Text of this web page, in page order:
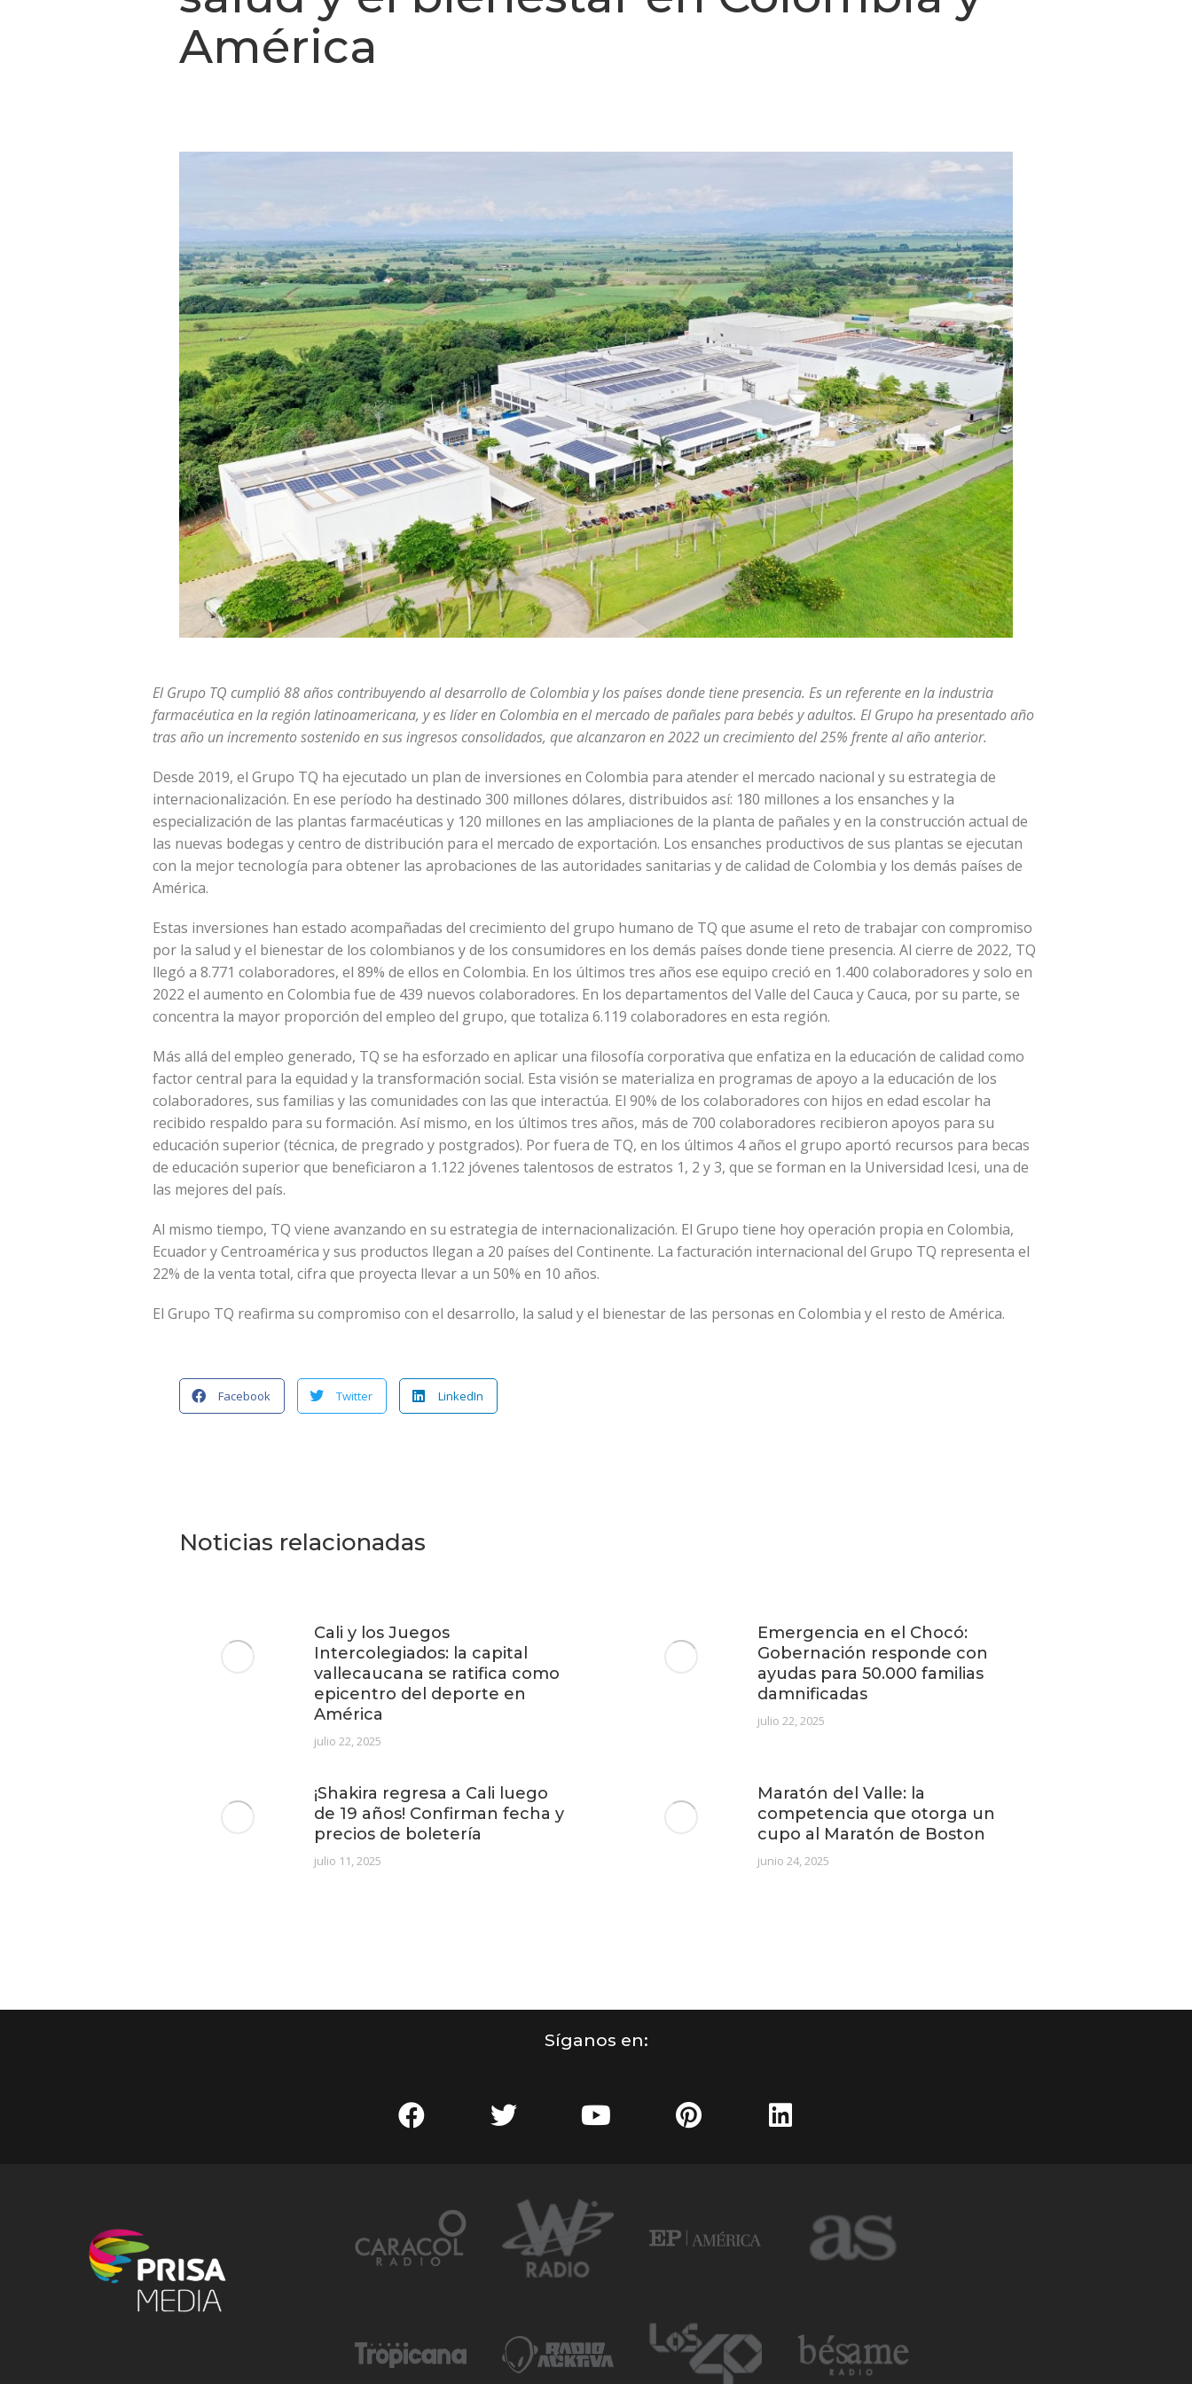
América
El Grupo TQ cumplió 88 años contribuyendo al desarrollo de Colombia y los países donde tiene presencia. Es un referente en la industria
farmacéutica en la región latinoamericana, y es líder en Colombia en el mercado de pañales para bebés y adultos. El Grupo ha presentado año
tras año un incremento sostenido en sus ingresos consolidados, que alcanzaron en 2022 un crecimiento del 25% frente al año anterior.
Desde 2019, el Grupo TQ ha ejecutado un plan de inversiones en Colombia para atender el mercado nacional y su estrategia de
internacionalización. En ese período ha destinado 300 millones dólares, distribuidos así: 180 millones a los ensanches y la
especialización de las plantas farmacéuticas y 120 millones en las ampliaciones de la planta de pañales y en la construcción actual de
las nuevas bodegas y centro de distribución para el mercado de exportación. Los ensanches productivos de sus plantas se ejecutan
con la mejor tecnología para obtener las aprobaciones de las autoridades sanitarias y de calidad de Colombia y los demás países de
América.
Estas inversiones han estado acompañadas del crecimiento del grupo humano de TQ que asume el reto de trabajar con compromiso
por la salud y el bienestar de los colombianos y de los consumidores en los demás países donde tiene presencia. Al cierre de 2022, TQ
llegó a 8.771 colaboradores, el 89% de ellos en Colombia. En los últimos tres años ese equipo creció en 1.400 colaboradores y solo en
2022 el aumento en Colombia fue de 439 nuevos colaboradores. En los departamentos del Valle del Cauca y Cauca, por su parte, se
concentra la mayor proporción del empleo del grupo, que totaliza 6.119 colaboradores en esta región.
Más allá del empleo generado, TQ se ha esforzado en aplicar una filosofía corporativa que enfatiza en la educación de calidad como
factor central para la equidad y la transformación social. Esta visión se materializa en programas de apoyo a la educación de los
colaboradores, sus familias y las comunidades con las que interactúa. El 90% de los colaboradores con hijos en edad escolar ha
recibido respaldo para su formación. Así mismo, en los últimos tres años, más de 700 colaboradores recibieron apoyos para su
educación superior (técnica, de pregrado y postgrados). Por fuera de TQ, en los últimos 4 años el grupo aportó recursos para becas
de educación superior que beneficiaron a 1.122 jóvenes talentosos de estratos 1, 2 y 3, que se forman en la Universidad Icesi, una de
las mejores del país.
Al mismo tiempo, TQ viene avanzando en su estrategia de internacionalización. El Grupo tiene hoy operación propia en Colombia,
Ecuador y Centroamérica y sus productos llegan a 20 países del Continente. La facturación internacional del Grupo TQ representa el
22% de la venta total, cifra que proyecta llevar a un 50% en 10 años.
El Grupo TQ reafirma su compromiso con el desarrollo, la salud y el bienestar de las personas en Colombia y el resto de América.
Facebook Twitter LinkedIn
Noticias relacionadas
Cali y los Juegos
Intercolegiados: la capital
vallecaucana se ratifica como
epicentro del deporte en
América
julio 22, 2025
Emergencia en el Chocó:
Gobernación responde con
ayudas para 50.000 familias
damnificadas
julio 22, 2025
¡Shakira regresa a Cali luego
de 19 años! Confirman fecha y
precios de boletería
julio 11, 2025
Maratón del Valle: la
competencia que otorga un
cupo al Maratón de Boston
junio 24, 2025
Síganos en: